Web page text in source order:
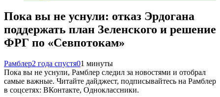
Пока вы не уснули: отказ Эрдогана
поддержать план Зеленского и решение
ФРГ по «Севпотокам»
Рамблер2 года спустя01 минуты
Пока вы не уснули, Рамблер следил за новостями и отобрал
самые важные. Читайте дайджест, подписывайтесь на Рамблер
в соцсетях: ВКонтакте, Одноклассники.